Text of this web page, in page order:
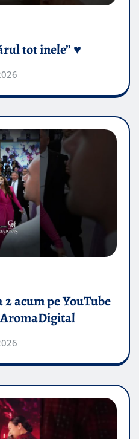
tot inele” ♥️
acum pe YouTube